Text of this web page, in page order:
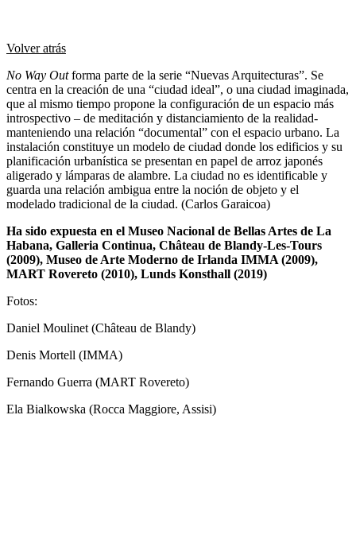
Volver atrás
No Way Outforma parte de la serie “Nuevas Arquitecturas”. Se
centra en la creación de una “ciudad ideal”, o una ciudad imaginada,
que al mismo tiempo propone la configuración de un espacio más
introspectivo – de meditación y distanciamiento de la realidad-
manteniendo una relación “documental” con el espacio urbano. La
instalación constituye un modelo de ciudad donde los edificios y su
planificación urbanística se presentan en papel de arroz japonés
aligerado y lámparas de alambre. La ciudad no es identificable y
guarda una relación ambigua entre la noción de objeto y el
modelado tradicional de la ciudad. (Carlos Garaicoa)
Ha sido expuesta en el Museo Nacional de Bellas Artes de La
Habana, Galleria Continua, Château de Blandy-Les-Tours
(2009), Museo de Arte Moderno de Irlanda IMMA (2009),
MART Rovereto (2010), Lunds Konsthall (2019)
Fotos:
Daniel Moulinet (Château de Blandy)
Denis Mortell (IMMA)
Fernando Guerra (MART Rovereto)
Ela Bialkowska (Rocca Maggiore, Assisi)